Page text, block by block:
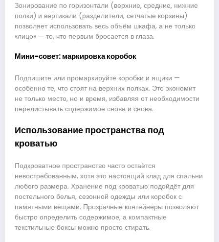
Зонирование по горизонтали (верхние, средние, нижние
полки) и вертикали (разделители, сетчатые корзины)
позволяет использовать весь объём шкафа, а не только
«лицо» — то, что первым бросается в глаза.
Мини-совет: маркировка коробок
Подпишите или промаркируйте коробки и ящики —
особенно те, что стоят на верхних полках. Это экономит
не только место, но и время, избавляя от необходимости
перелистывать содержимое снова и снова.
Использование пространства под
кроватью
Подкроватное пространство часто остаётся
невостребованным, хотя это настоящий клад для спальни
любого размера. Хранение под кроватью подойдёт для
постельного белья, сезонной одежды или коробок с
памятными вещами. Прозрачные контейнеры позволяют
быстро определить содержимое, а компактные
текстильные боксы можно просто стирать.